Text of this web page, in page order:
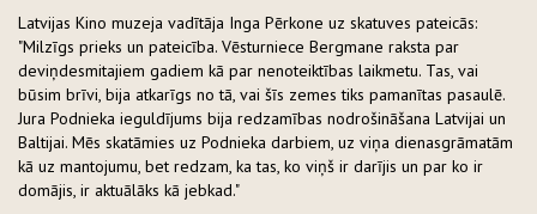
Latvijas Kino muzeja vadītāja Inga Pērkone uz skatuves pateicās:
"Milzīgs prieks un pateicība. Vēsturniece Bergmane raksta par
deviņdesmitajiem gadiem kā par nenoteiktības laikmetu. Tas, vai
būsim brīvi, bija atkarīgs no tā, vai šīs zemes tiks pamanītas pasaulē.
Jura Podnieka ieguldījums bija redzamības nodrošināšana Latvijai un
Baltijai. Mēs skatāmies uz Podnieka darbiem, uz viņa dienasgrāmatām
kā uz mantojumu, bet redzam, ka tas, ko viņš ir darījis un par ko ir
domājis, ir aktuālāks kā jebkad."